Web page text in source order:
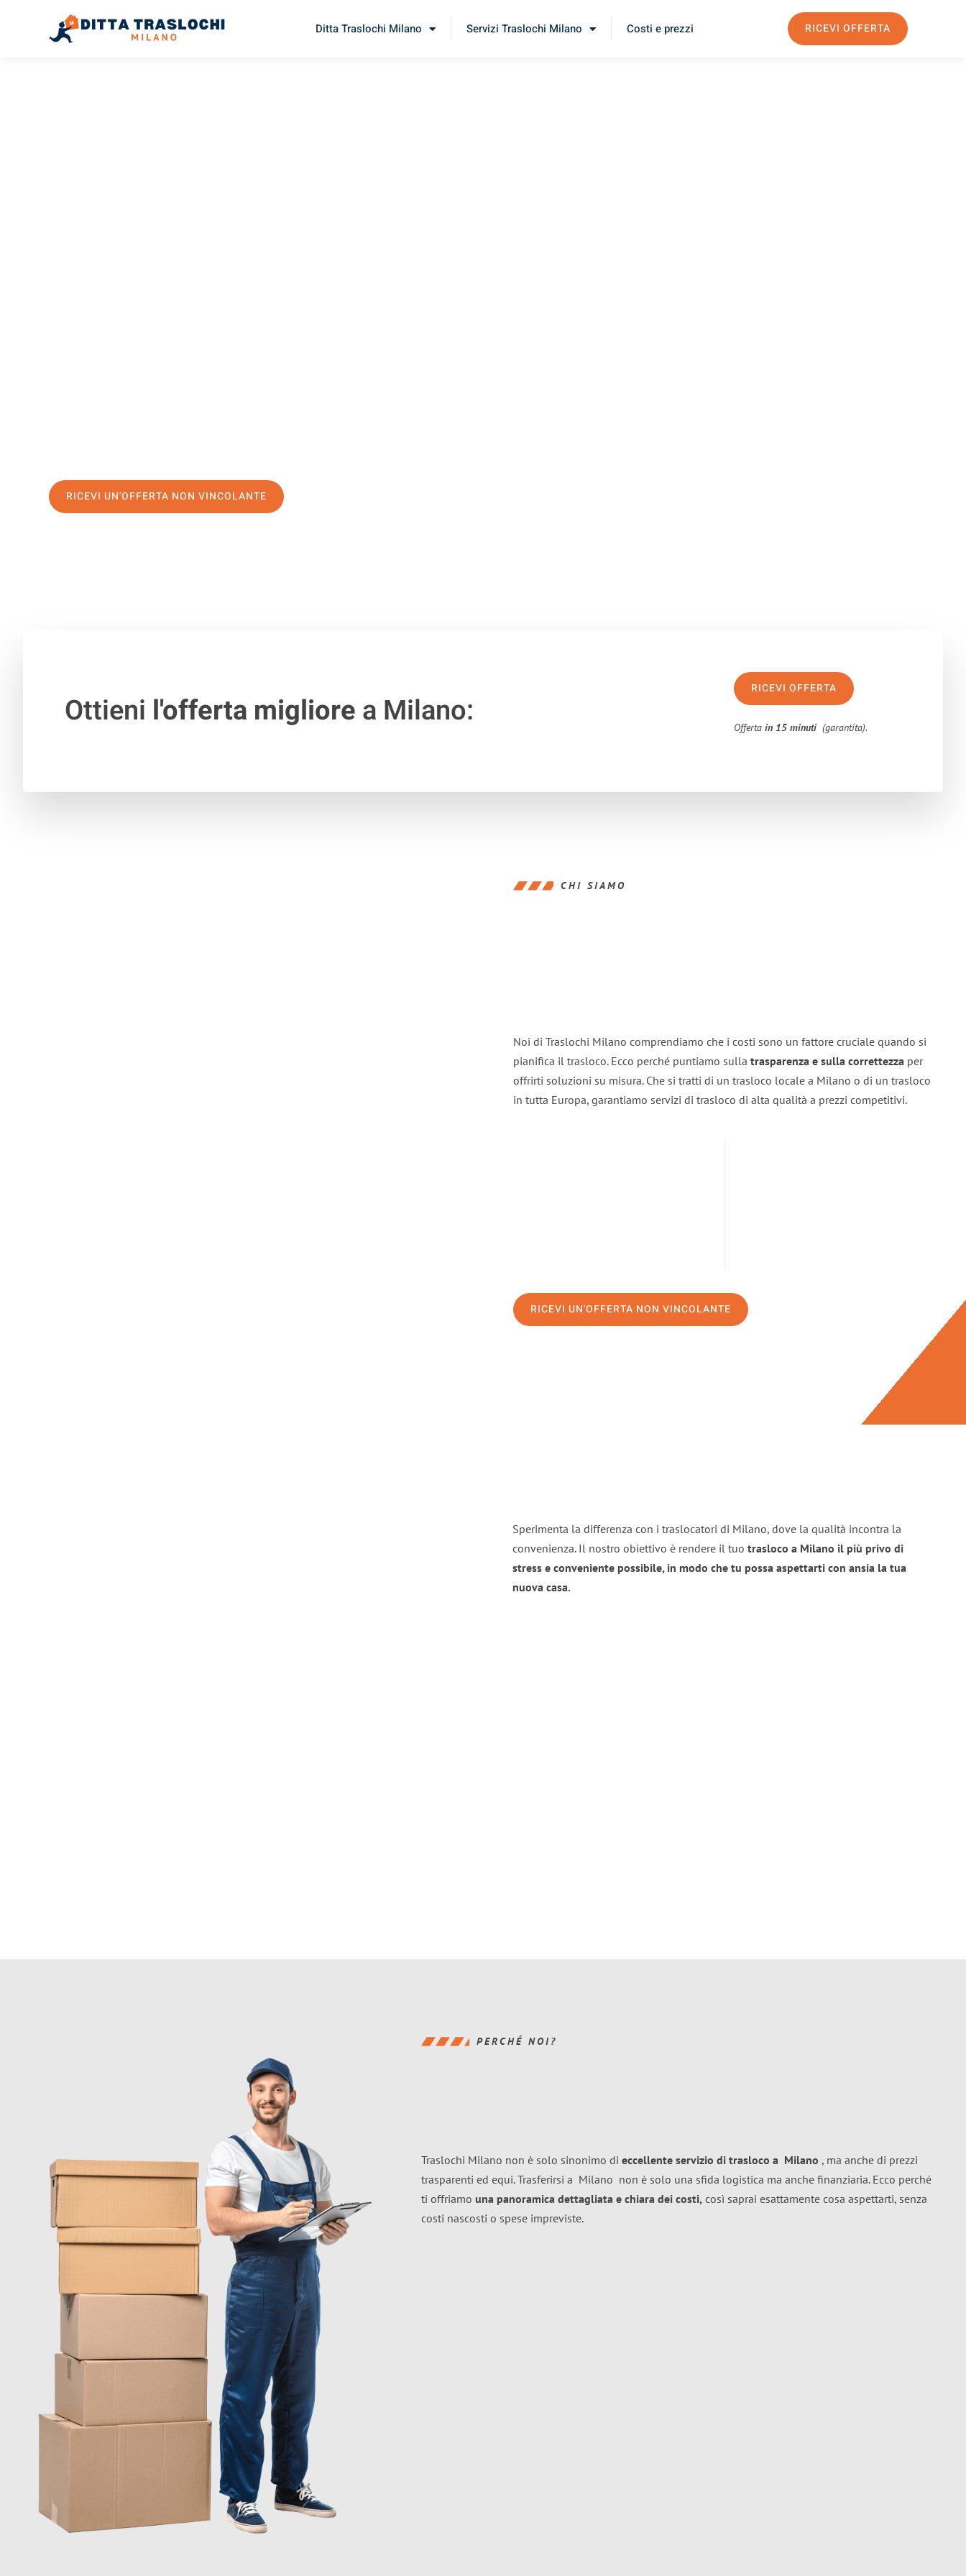
Ditta Traslochi Milano Servizi Traslochi Milano Costi e prezzi RICEVI OFFERTA
RICEVI UN'OFFERTA NON VINCOLANTE
Ottieni l'offerta migliorea Milano:
RICEVI OFFERTA
Offertain 15 minuti (garantita).
CHI SIAMO
Noi di Traslochi Milano comprendiamo che i costi sono un fattore cruciale quando si
pianifica il trasloco. Ecco perché puntiamo sulla trasparenza e sulla correttezza per
offrirti soluzioni su misura. Che si tratti di un trasloco locale a Milano o di un trasloco
in tutta Europa, garantiamo servizi di trasloco di alta qualità a prezzi competitivi.
RICEVI UN'OFFERTA NON VINCOLANTE
Sperimenta la differenza con i traslocatori di Milano, dove la qualità incontra la
convenienza. Il nostro obiettivo è rendere il tuo trasloco a Milano il più privo di
stress e conveniente possibile, in modo che tu possa aspettarti con ansia la tua
nuova casa.
PERCHÉ NOI?
Traslochi Milano non è solo sinonimo di eccellente servizio di trasloco a Milano , ma anche di prezzi
trasparenti ed equi. Trasferirsi a Milano non è solo una sfida logistica ma anche finanziaria. Ecco perché
ti offriamo una panoramica dettagliata e chiara dei costi, così saprai esattamente cosa aspettarti, senza
costi nascosti o spese impreviste.